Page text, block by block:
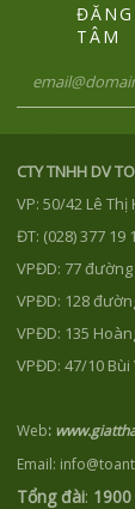
TÂM
CTY TNHH DV
VP: 50/42 Lê Thị
ĐT: (028) 377 19
VPĐD: 77 đường
VPĐD: 128
VPĐD: 135
VPĐD: 47/10
Web:
Email:
Tổng đài: